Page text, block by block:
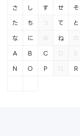
さ し す せ そ
た ち つ て と
な に ぬ ね の
A B C D E
N O P Q R